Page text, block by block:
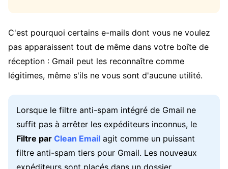
C'est pourquoi certains e-mails dont vous ne voulez
pas apparaissent tout de même dans votre boîte de
réception : Gmail peut les reconnaître comme
légitimes, même s'ils ne vous sont d'aucune utilité.
Lorsque le filtre anti-spam intégré de Gmail ne
suffit pas à arrêter les expéditeurs inconnus, le
Filtre par Clean Email agit comme un puissant
filtre anti-spam tiers pour Gmail. Les nouveaux
expéditeurs sont placés dans un dossier